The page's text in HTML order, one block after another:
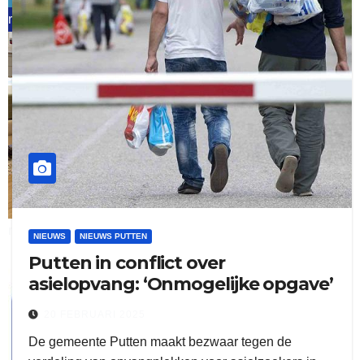
word vrijwilliger (1)
zielman
refreshed webdesign putten
ruitengaparket
NIEUWS NIEUWS PUTTEN
Putten in conflict over
asielopvang: ‘Onmogelijke opgave’
De gemeente Putten maakt bezwaar tegen de